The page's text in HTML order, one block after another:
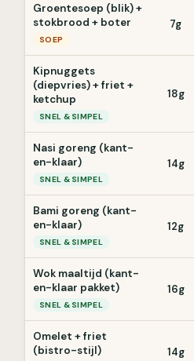
Groentesoep (blik) +
stokbrood + boter
SOEP
7g
Kipnuggets
(diepvries) + friet +
ketchup
SNEL & SIMPEL
18g
Nasi goreng (kant-
en-klaar)
SNEL & SIMPEL
14g
Bami goreng (kant-
en-klaar)
SNEL & SIMPEL
12g
Wok maaltijd (kant-
en-klaar pakket)
SNEL & SIMPEL
16g
Omelet + friet
(bistro-stijl)
14g